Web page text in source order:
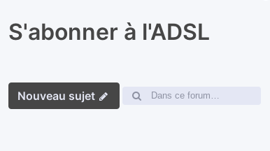
S'abonner à l'ADSL
Nouveau sujet